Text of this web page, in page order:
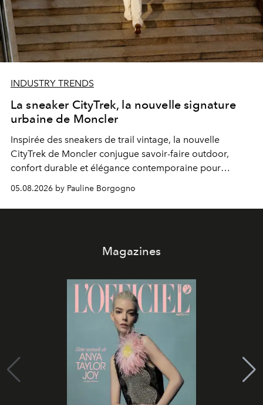
INDUSTRY TRENDS
La sneaker CityTrek, la nouvelle signature
urbaine de Moncler
Inspirée des sneakers de trail vintage, la nouvelle
CityTrek de Moncler conjugue savoir-faire outdoor,
confort durable et élégance contemporaine pour
accompagner les explorations du quotidien.
05.08.2026 by Pauline Borgogno
Magazines